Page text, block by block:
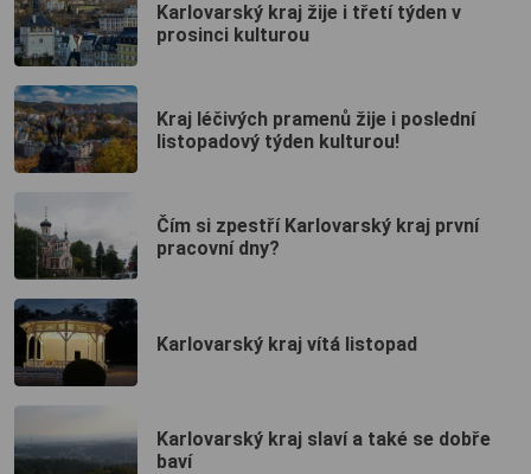
Karlovarský kraj žije i třetí týden v
prosinci kulturou
Kraj léčivých pramenů žije i poslední
listopadový týden kulturou!
Čím si zpestří Karlovarský kraj první
pracovní dny?
Karlovarský kraj vítá listopad
Karlovarský kraj slaví a také se dobře
baví